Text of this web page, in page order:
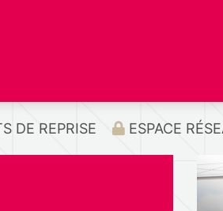
DE REPRISE ESPACE